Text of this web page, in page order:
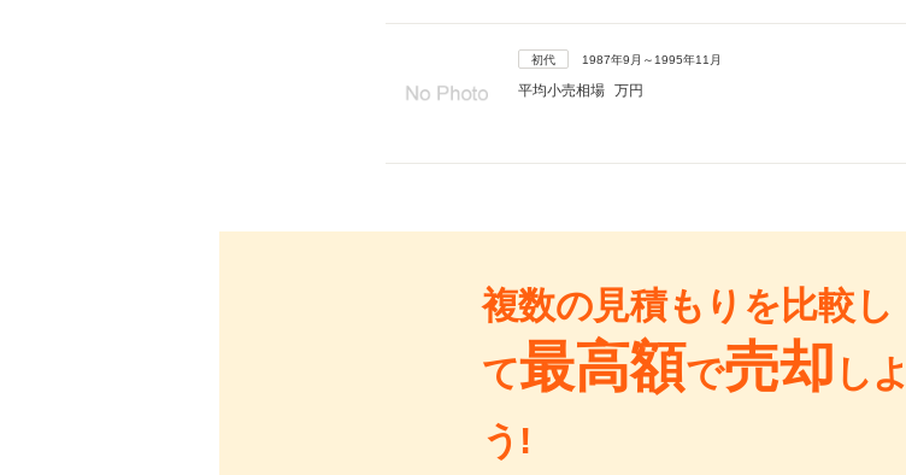
初代 1987年9月～1995年11月
平均小売相場 万円
複数の見積もりを比較し
て最高額で売却 しよ
う!